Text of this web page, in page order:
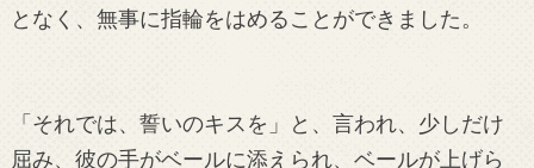
となく、無事に指輪をはめることができました。
「それでは、誓いのキスを」と、言われ、少しだけ
屈み、彼の手がベールに添えられ、ベールが上げら